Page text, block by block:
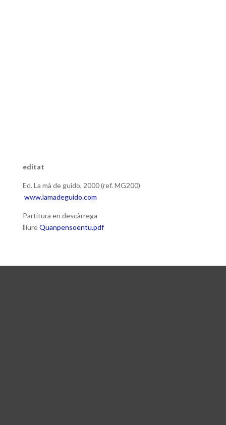
editat
Ed. La mà de guido, 2000 (ref. MG200)
www.lamadeguido.com
Partitura en descàrrega
lliureQuanpensoentu.pdf